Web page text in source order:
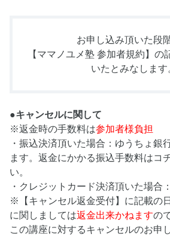
お申し込み頂いた段
【ママノユメ塾 参加者規約】 の
いたとみなします
●キャンセルに関して
※返金時の手数料は参加者様負担
・振込決済頂いた場合：ゆうちょ銀
ます。返金にかかる振込手数料はコ
い。
・クレジットカード決済頂いた場合
※【キャンセル返金受付】に記載の
に関しましては返金出来かねますの
この講座に対するキャンセルのお申